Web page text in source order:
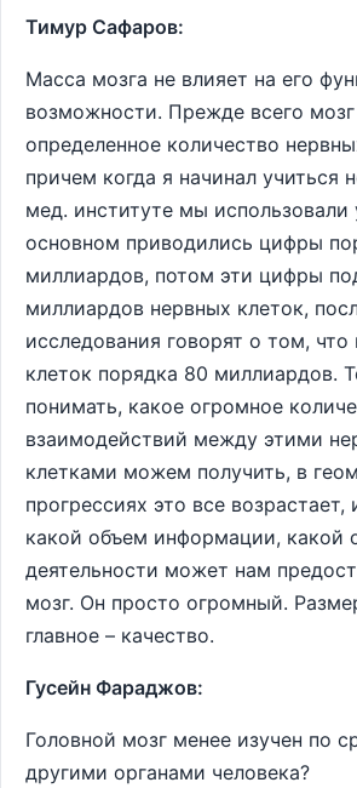
Тимур Сафаров:
Масса мозга не влияет на его
возможности. Прежде всего
определенное количество
причем когда я начинал учиться
мед. институте мы использовали
основном приводились цифры
миллиардов, потом эти цифры
миллиардов нервных клеток,
исследования говорят о том, что
клеток порядка 80 миллиардов.
понимать, какое огромное
взаимодействий между этими
клетками можем получить, в
прогрессиях это все
какой объем информации, какой
деятельности может нам
мозг. Он просто огромный.
главное – качество.
Гусейн Фараджов:
Головной мозг менее изучен по
другими органами человека?